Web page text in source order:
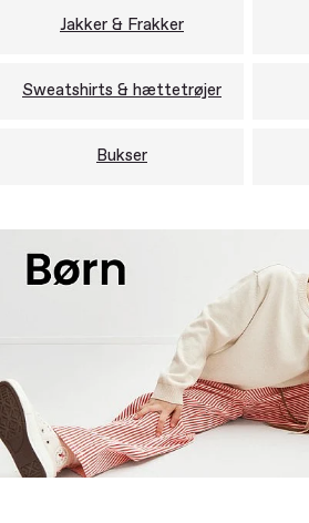
Jakker & Frakker
Sweatshirts & hættetrøjer
Bukser